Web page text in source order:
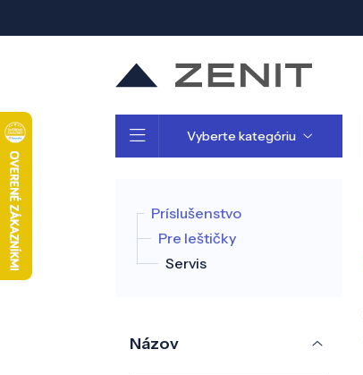
Vyberte kategóriu
Príslušenstvo
Pre leštičky
Servis
Názov